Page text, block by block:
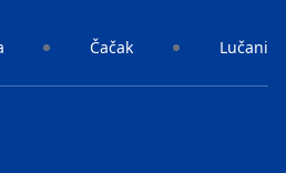
Čačak Lučani